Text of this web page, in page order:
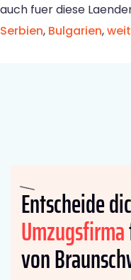
auch fuer diese
Serbien, Bulgarien,
Entscheide
Umzugsfirma
von